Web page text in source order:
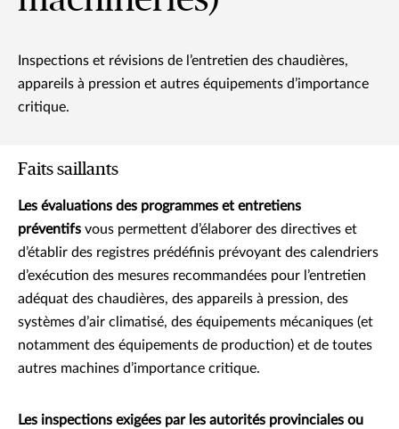
Inspections et révisions de l’entretien des chaudières,
appareils à pression et autres équipements d’importance
critique.
Faits saillants
Les évaluations des programmes et entretiens
préventifs vous permettent d’élaborer des directives et
d’établir des registres prédéfinis prévoyant des calendriers
d’exécution des mesures recommandées pour l’entretien
adéquat des chaudières, des appareils à pression, des
systèmes d’air climatisé, des équipements mécaniques (et
notamment des équipements de production) et de toutes
autres machines d’importance critique.
Les inspections exigées par les autorités provinciales ou